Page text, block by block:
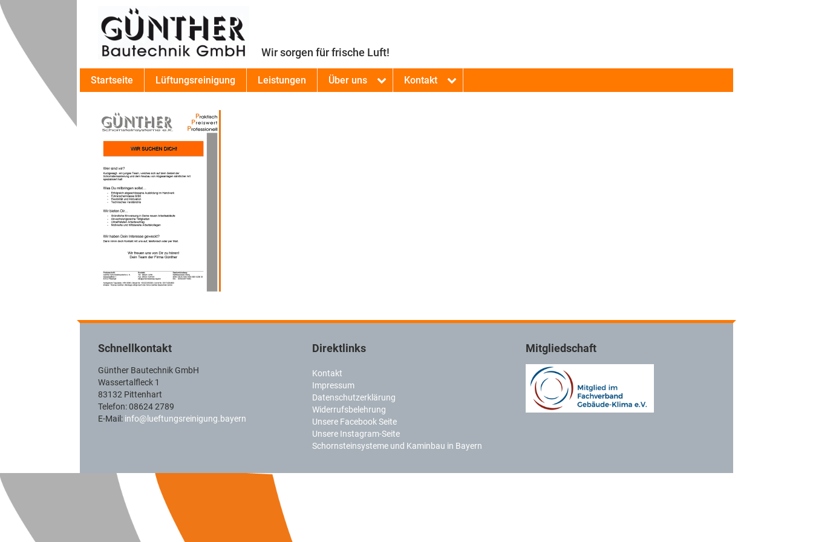
Wir sorgen für frische Luft!
Startseite Lüftungsreinigung Leistungen Über uns Kontakt
Schnellkontakt
Günther Bautechnik GmbH
Wassertalfleck 1
83132 Pittenhart
Telefon: 08624 2789
E-Mail: info@lueftungsreinigung.bayern
Direktlinks
Kontakt
Impressum
Datenschutzerklärung
Widerrufsbelehrung
Unsere Facebook Seite
Unsere Instagram-Seite
Schornsteinsysteme und Kaminbau in Bayern
Mitgliedschaft